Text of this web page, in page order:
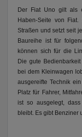
Der Fiat Uno gilt als
Haben-Seite von
Straßen und setzt seit
Baureihe ist für
können sich für die
Die gute
bei dem Kleinwagen
ausgereifte Technik
Platz für Fahrer,
ist so ausgelegt,
bleibt. Es gibt Benziner